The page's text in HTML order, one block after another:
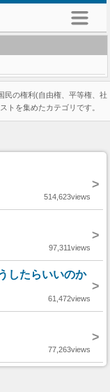
民の権利(自由権、平等権、社
トを集めたカテゴリです。
>
514,623views
>
97,311views
したらいいのか
>
61,472views
>
77,263views